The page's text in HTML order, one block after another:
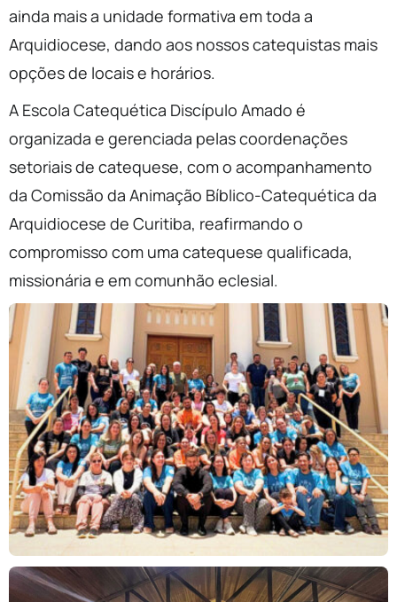
ainda mais a unidade formativa em toda a
Arquidiocese, dando aos nossos catequistas mais
opções de locais e horários.
A Escola Catequética Discípulo Amado é
organizada e gerenciada pelas coordenações
setoriais de catequese, com o acompanhamento
da Comissão da Animação Bíblico-Catequética da
Arquidiocese de Curitiba, reafirmando o
compromisso com uma catequese qualificada,
missionária e em comunhão eclesial.